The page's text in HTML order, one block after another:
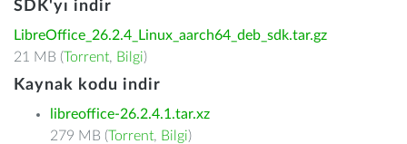
SDK'yı indir
LibreOffice_26.2.4_Linux_aarch64_deb_sdk.tar.gz
21 MB (Torrent, Bilgi)
Kaynak kodu indir
libreoffice-26.2.4.1.tar.xz
279 MB (Torrent, Bilgi)